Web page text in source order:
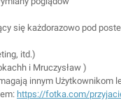
się każdorazowo pod
itd.)
i Mruczysław )
innym Użytkownikom
https://fotka.com/